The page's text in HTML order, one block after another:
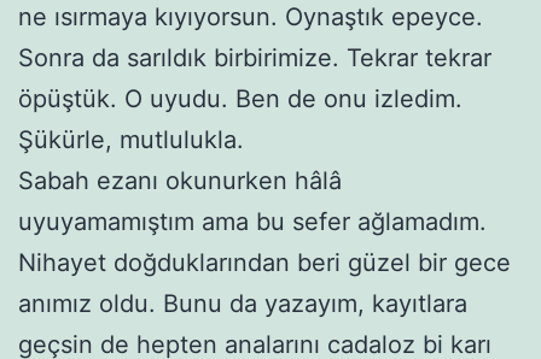
ne ısırmaya kıyıyorsun. Oynaştık epeyce.
Sonra da sarıldık birbirimize. Tekrar tekrar
öpüştük. O uyudu. Ben de onu izledim.
Şükürle, mutlulukla.
Sabah ezanı okunurken hâlâ
uyuyamamıştım ama bu sefer ağlamadım.
Nihayet doğduklarından beri güzel bir gece
anımız oldu. Bunu da yazayım, kayıtlara
geçsin de hepten analarını cadaloz bi karı